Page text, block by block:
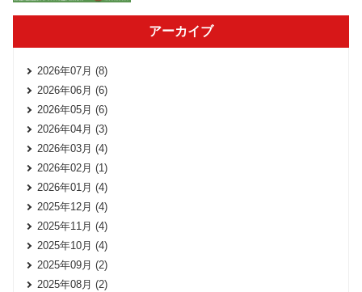
アーカイブ
2026年07月 (8)
2026年06月 (6)
2026年05月 (6)
2026年04月 (3)
2026年03月 (4)
2026年02月 (1)
2026年01月 (4)
2025年12月 (4)
2025年11月 (4)
2025年10月 (4)
2025年09月 (2)
2025年08月 (2)